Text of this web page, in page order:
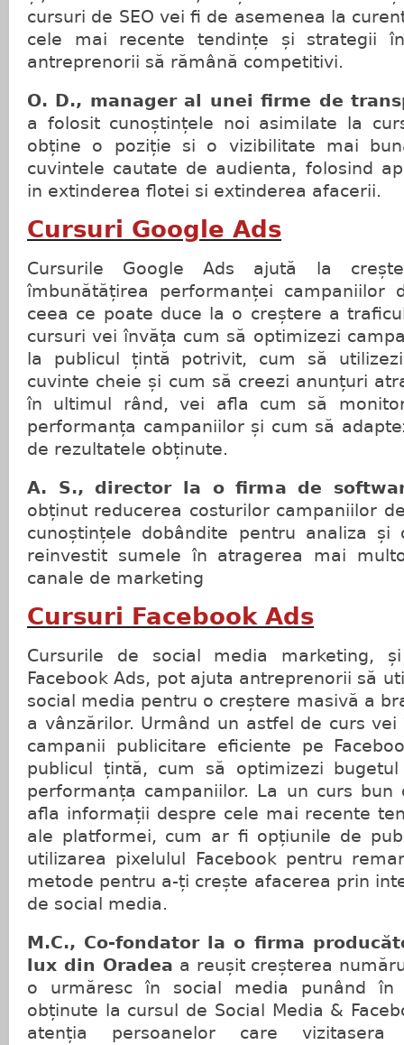
cursuri de SEO vei fi de asemenea la
cele mai recente tendințe și strategii
antreprenorii să rămână competitivi.
O. D., manager al unei firme de
a folosit cunoștințele noi asimilate la
obține o poziție si o vizibilitate mai
cuvintele cautate de audienta, folosind
in extinderea flotei si extinderea afacerii.
Cursuri Google Ads
Cursurile Google Ads ajută la
îmbunătățirea performanței campaniilor
ceea ce poate duce la o creștere a
cursuri vei învăța cum să optimizezi
la publicul țintă potrivit, cum să
cuvinte cheie și cum să creezi anunțuri
în ultimul rând, vei afla cum să
performanța campaniilor și cum să
de rezultatele obținute.
A. S., director la o firma de
obținut reducerea costurilor campaniilor
cunoștințele dobândite pentru analiza
reinvestit sumele în atragerea mai
canale de marketing
Cursuri Facebook Ads
Cursurile de social media marketing,
Facebook Ads, pot ajuta antreprenorii să
social media pentru o creștere masivă a
a vânzărilor. Urmând un astfel de curs
campanii publicitare eficiente pe
publicul țintă, cum să optimizezi
performanța campaniilor. La un curs bun
afla informații despre cele mai recente
ale platformei, cum ar fi opțiunile de
utilizarea pixelulul Facebook pentru
metode pentru a-ți crește afacerea prin
de social media.
M.C., Co-fondator la o firma
lux din Oradea a reușit creșterea
o urmăresc în social media punând în
obținute la cursul de Social Media &
atenția persoanelor care